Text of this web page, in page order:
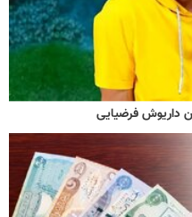
داریوش فرضیایی